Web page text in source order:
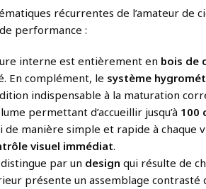
récurrentes de l’amateur de
performance :
interne est entièrement en bois de
En complément, le système
indispensable à la maturation
permettant d’accueillir jusqu’à 100
de manière simple et rapide à chaque
visuel immédiat.
par un design qui résulte de
présente un assemblage contrasté